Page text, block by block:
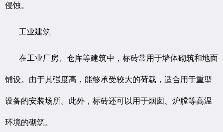
侵蚀。
工业建筑
在工业厂房、仓库等建筑中，标砖常用于墙体砌筑和地面
铺设。由于其强度高，能够承受较大的荷载，适合用于重型
设备的安装场所。此外，标砖还可以用于烟囱、炉膛等高温
环境的砌筑。